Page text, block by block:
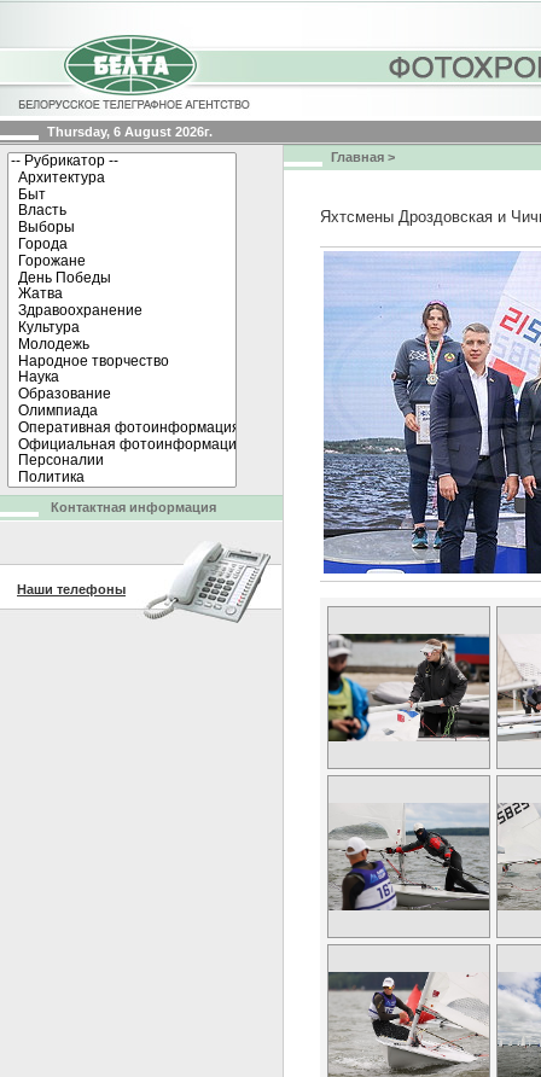
Thursday, 6 August 2026г.
Главная >
Яхтсмены Дроздовская и
Контактная информация
Наши телефоны